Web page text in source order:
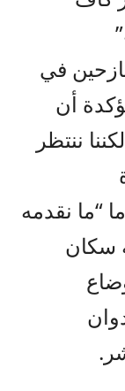
في
أن
ننتظر
“ما نقدمه
سكان